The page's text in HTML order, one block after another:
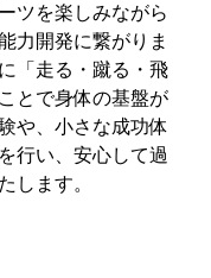
ツを楽しみながら
力開発に繋がりま
「走る・蹴る・飛
とで身体の基盤が
や、小さな成功体
行い、安心して過
します。